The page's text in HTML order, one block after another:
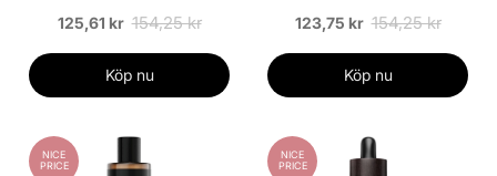
125,61 kr 154,25 kr
Köp nu
123,75 kr 154,25 kr
Köp nu
NICE
PRICE
NICE
PRICE